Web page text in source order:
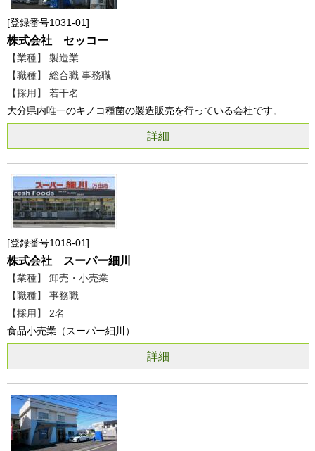
登録番号1031-01
株式会社 セッコー
【業種】 製造業
【職種】 総合職 事務職
【採用】 若干名
大分県内唯一のキノコ種菌の製造販売を行っている会社です。
詳細
登録番号1018-01
株式会社 スーパー細川
【業種】 卸売・小売業
【職種】 事務職
【採用】 2名
食品小売業（スーパー細川）
詳細